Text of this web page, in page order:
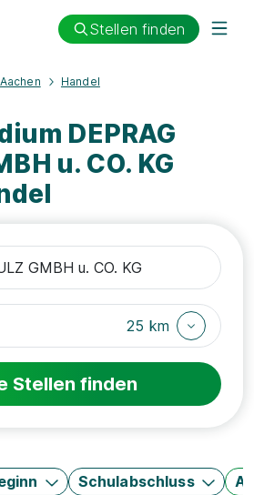
Stellen finden
Aachen Handel
DEPRAG
u. CO. KG
25 km
Stellen finden
Schulabschluss